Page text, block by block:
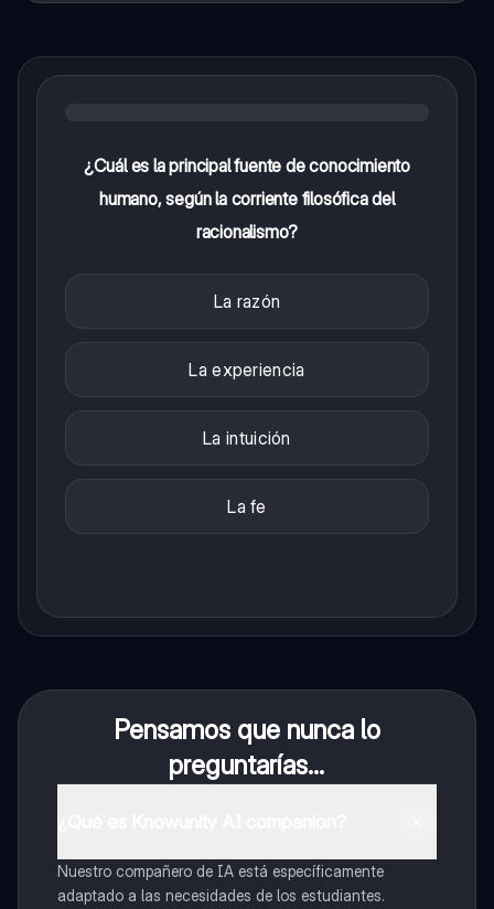
¿Cuál es la principal fuente de conocimiento
humano, según la corriente filosófica del
racionalismo?
La razón
La experiencia
La intuición
La fe
Pensamos que nunca lo
preguntarías...
Nuestro compañero de IA está específicamente
adaptado a las necesidades de los estudiantes.